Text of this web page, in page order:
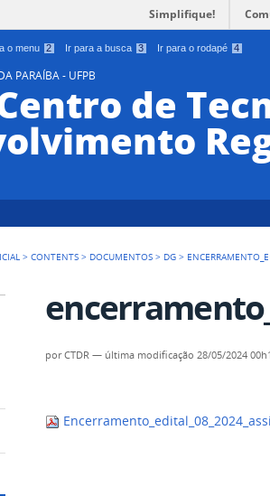
o menu 2 Ir para a busca 3 Ir para o rodapé 4
Simplifique!
PARAÍBA - UFPB
Centro de
>CONTENTS > DOCUMENTOS > DG >
porCTDR — última modificação 28/05/2024